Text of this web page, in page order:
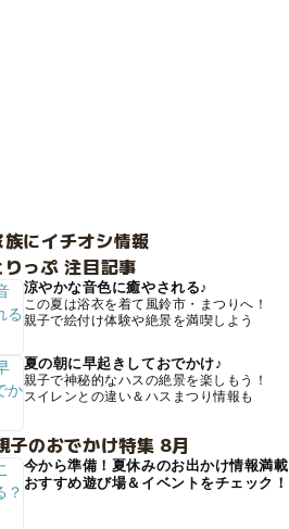
にイチオシ情報
っぷ 注目記事
涼やかな音色に癒やされる♪
この夏は浴衣を着て風鈴市・まつりへ！
親子で絵付け体験や絶景を満喫しよう
夏の朝に早起きしておでかけ♪
親子で神秘的なハスの絶景を楽しもう！
スイレンとの違い＆ハスまつり情報も
子のおでかけ特集 8月
今から準備！夏休みのお出かけ情報満載
おすすめ遊び場＆イベントをチェック！